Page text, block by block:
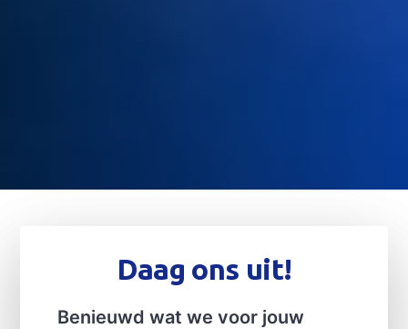
Daag ons uit!
Benieuwd wat we voor jouw